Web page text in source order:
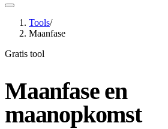
Tools/
Maanfase
Gratis tool
Maanfase en
maanopkomst